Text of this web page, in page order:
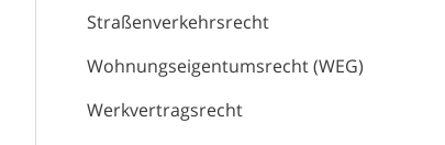
Straßenverkehrsrecht
Wohnungseigentumsrecht (WEG)
Werkvertragsrecht